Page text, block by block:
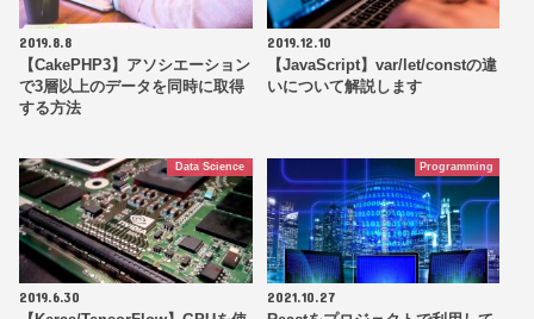
2019.8.8
【CakePHP3】アソシエーション
で3層以上のデータを同時に取得
する方法
2019.12.10
【JavaScript】var/let/constの違
いについて解説します
Data Science
2019.6.30
Programming
2021.10.27